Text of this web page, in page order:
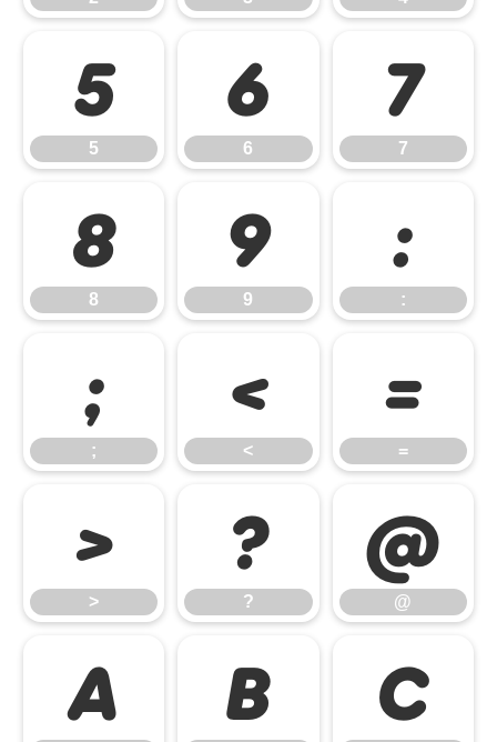
5
5
6
6
7
7
8
8
9
9
:
:
;
;
<
<
=
=
>
>
?
?
@
@
A B C